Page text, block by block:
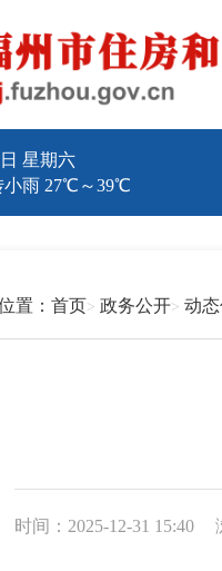
星期六
小雨 27℃～39℃
置： 首页 政务公开 动
时间：2025-12-31 15:40